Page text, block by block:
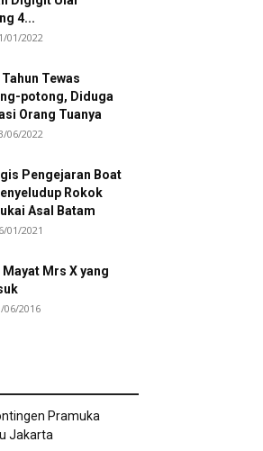
4...
01/2022
Tahun Tewas
potong, Diduga
Orang Tuanya
06/2022
Pengejaran Boat
Rokok
Asal Batam
01/2021
Mayat Mrs X yang
06/2016
Pramuka
Jakarta